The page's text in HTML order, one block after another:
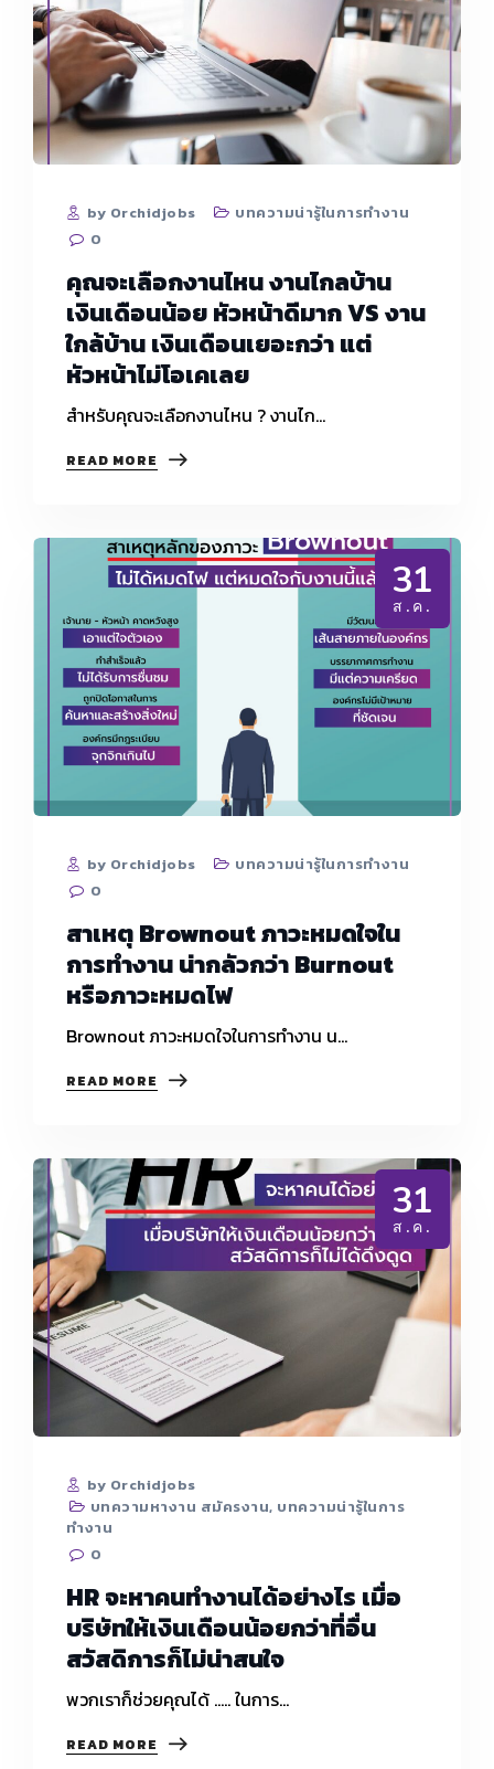
by Orchidjobs
บทความน่ารู้ในการทำงาน
0
คุณจะเลือกงานไหน งานไกลบ้าน
เงินเดือนน้อย หัวหน้าดีมาก VS งาน
ใกล้บ้าน เงินเดือนเยอะกว่า แต่
หัวหน้าไม่โอเคเลย
สำหรับคุณจะเลือกงานไหน ? งานไก…
READ MORE คุณ
ไหน
งาน
ไกล
เงิน
เดือน
หัวหน้า
ดี
มาก
VS
บ้าน
เงิน
เยอะ
กว่า
ไม่
โอ
เค
เลย
31
ส.ค.
by Orchidjobs
บทความน่ารู้ในการทำงาน
0
สาเหตุ Brownout ภาวะหมดใจใน
การทำงาน น่ากลัวกว่า Burnout
หรือภาวะหมดไฟ
Brownout ภาวะหมดใจในการทำงาน น…
READ MORE สาเหตุ
ใจ
ใน
การ
ทำงาน
น่า
BURNOUT
หรือ
ภาวะ
หมด
ไฟ
31
ส.ค.
by Orchidjobs
บทความหางาน สมัครงาน, บทความน่ารู้ในการ
ทำงาน
0
HR จะหาคนทำงานได้อย่างไร เมื่อ
บริษัทให้เงินเดือนน้อยกว่าที่อื่น
สวัสดิการก็ไม่น่าสนใจ
พวกเราก็ช่วยคุณได้ ..... ในการ…
READ MORE HR